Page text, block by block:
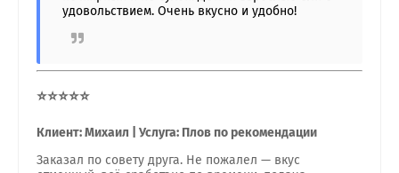
удовольствием. Очень вкусно и удобно!
⭐⭐⭐⭐⭐
Клиент: Михаил | Услуга: Плов по рекомендации
Заказал по совету друга. Не пожалел — вкус